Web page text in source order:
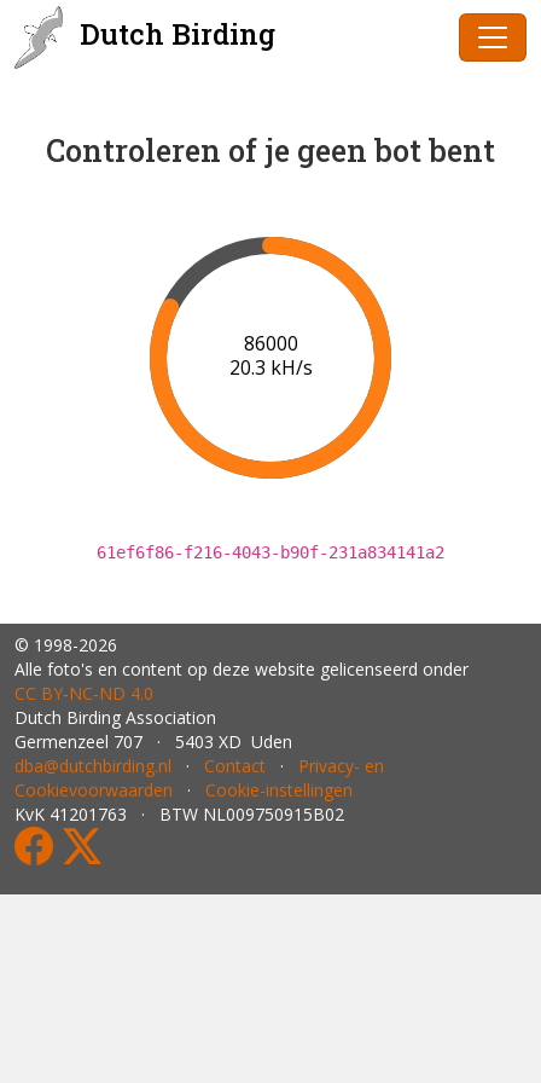
Dutch Birding
Controleren of je geen bot bent
86000
20.3 kH/s
61ef6f86-f216-4043-b90f-231a834141a2
© 1998-2026
Alle foto's en content op deze website gelicenseerd onder
CC BY‑NC‑ND 4.0
Dutch Birding Association
Germenzeel 707 · 5403 XD Uden
dba@dutchbirding.nl · Contact · Privacy- en
Cookievoorwaarden · Cookie-instellingen
KvK 41201763 · BTW NL009750915B02